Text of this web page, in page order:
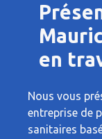
en
Nous vous
entreprise de
sanitaires